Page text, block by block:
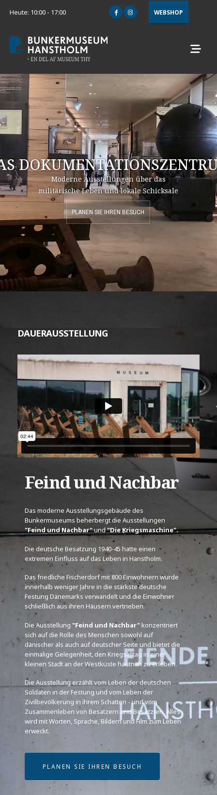
Heute: 10:00 - 17:00 WEBSHOP
PLANEN SIE IHREN BESUCH
Moderne Ausstellungen über das
militärische Leben und lokale Schicksale
DAUERAUSSTELLUNG
Feind und Nachbar
Das moderne Ausstellungsgebäude des
Bunkermuseums beherbergt die Ausstellungen
"Feind und Nachbar"und"Die Kriegsmaschine".
Die deutsche Besatzung 1940-45 hatte einen
extremen Einfluss auf das Leben in Hanstholm.
Das friedliche Fischerdorf mit 800 Einwohnern wurde
innerhalb weniger Jahre in die stärkste deutsche
Festung Dänemarks verwandelt und die Einwohner
schließlich aus ihren Häusern vertrieben.
Die Ausstellung "Feind und Nachbar"konzentriert
sich auf die Rolle des Menschen sowohl auf
dänischer als auch auf deutscher Seite und bietet die
einmalige Gelegenheit, den Kriegsalltag in einer
kleinen Stadt an der Westküste hautnah zu erleben.
Die Ausstellung erzählt vom Leben der deutschen
Soldaten in der Festung und vom Leben der
Zivilbevölkerung in ihrem Schatten - und vom
Zusammenleben von Besatzern und Besetzten. Alles
wird mit Worten, Sprache, Bildern und Film zum Leben
erweckt.
PLANEN SIE IHREN BESUCH